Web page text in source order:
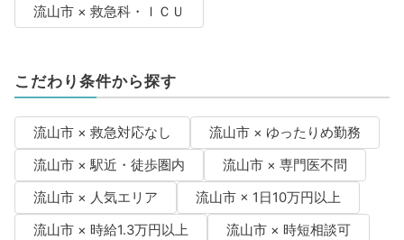
流山市 × 救急科・ＩＣＵ
こだわり条件から探す
流山市 × 救急対応なし
流山市 × ゆったりめ勤務
流山市 × 駅近・徒歩圏内
流山市 × 専門医不問
流山市 × 人気エリア
流山市 × 1日10万円以上
流山市 × 時給1.3万円以上
流山市 × 時短相談可